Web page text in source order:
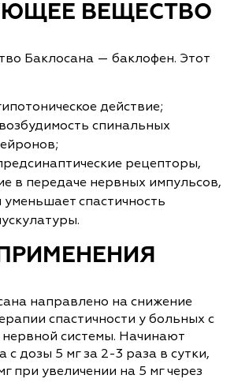
ВЕЩЕСТВО
Баклосана — баклофен. Этот
действие;
спинальных
рецепторы,
в передаче нервных импульсов,
спастичность
направлено на снижение
спастичности у больных с
системы. Начинают
с дозы 5 мг за 2-3 раза в сутки,
при увеличении на 5 мг через